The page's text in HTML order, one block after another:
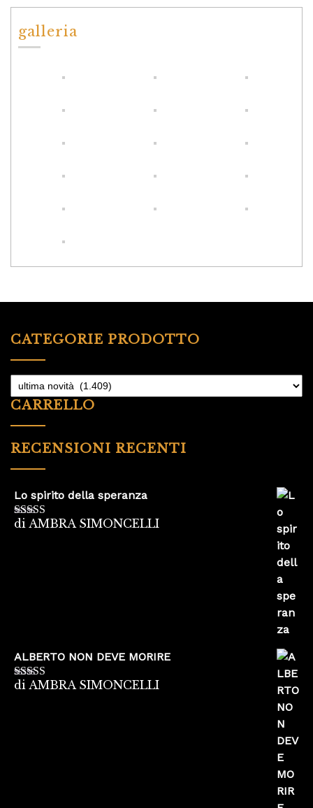
galleria
CATEGORIE PRODOTTO
CARRELLO
RECENSIONI RECENTI
Lo spirito della speranza
Valutato5su
di AMBRA SIMONCELLI
ALBERTO NON DEVE MORIRE
Valutato5su
di AMBRA SIMONCELLI